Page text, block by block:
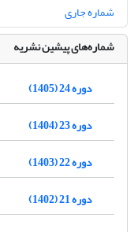
شماره جاری
شماره‌های پیشین نشریه
دوره 24 (1405)
دوره 23 (1404)
دوره 22 (1403)
دوره 21 (1402)